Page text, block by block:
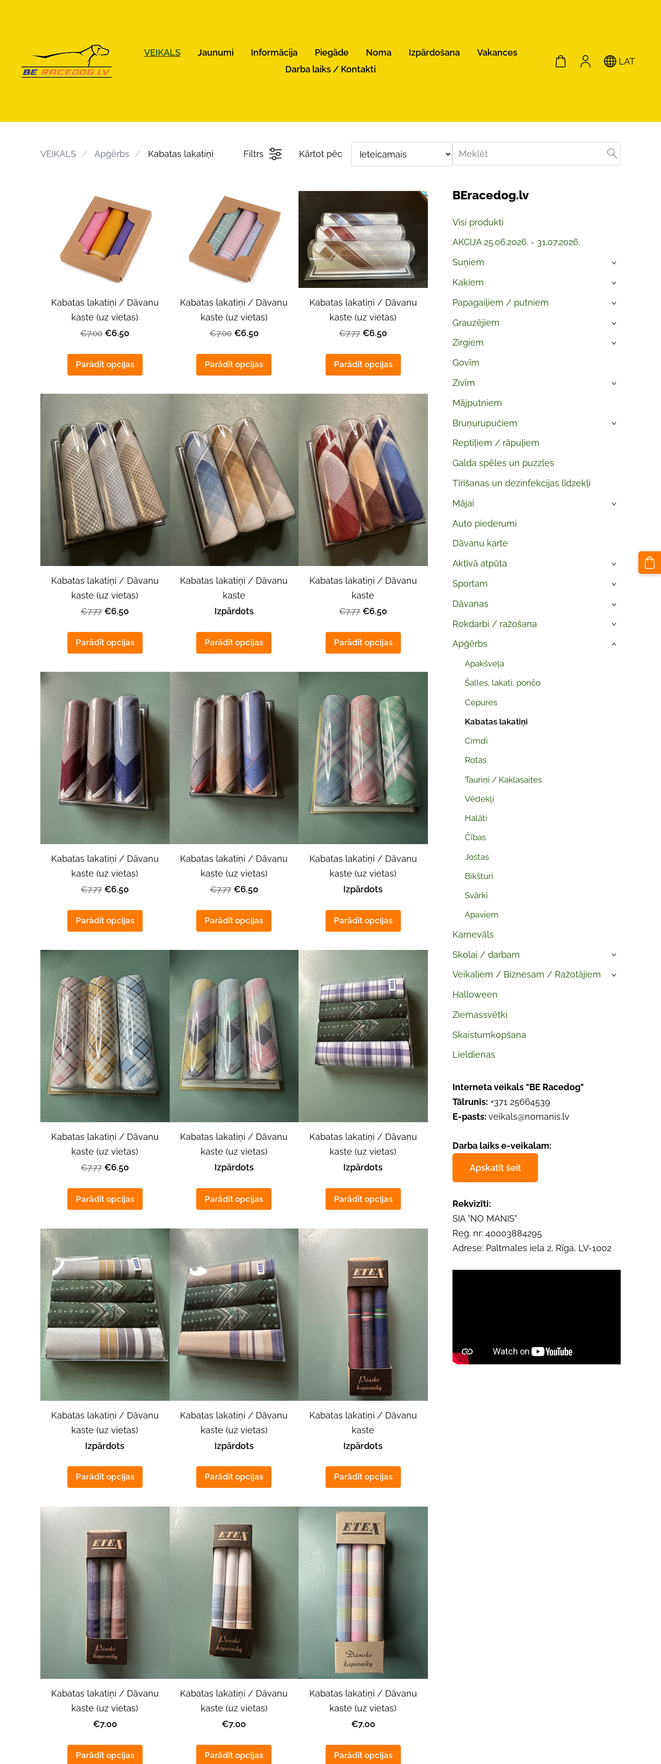
VEIKALS Jaunumi Informācija Piegāde Noma Izpārdošana
Vakances
Darba laiks / Kontakti
LAT
BEracedog.lv
Visi produkti
AKCIJA 25.06.2026. - 31.07.2026.
Suņiem
›
Kaķiem ›
Papagaiļiem / putniem ›
Grauzējiem ›
Zirgiem ›
Govīm
Zivīm
›
Mājputniem
Bruņurupučiem
›
Reptiļiem / rāpuļiem
Galda spēles un puzzles
Tīrīšanas un dezinfekcijas līdzekļi
Mājai
›
Auto piederumi
Dāvanu karte
Aktīvā atpūta
›
Sportam ›
Dāvanas ›
Rokdarbi / ražošana ›
Apģērbs
Apakšveļa
Šalles, lakati, pončo
Cepures
Kabatas lakatiņi
Cimdi
Rotas
Tauriņi / Kaklasaites
Vēdekļi
Halāti
Čības
Jostas
Bikšturi
Svārki
Apaviem
›
Karnevāls
Skolai / darbam
›
Veikaliem / Biznesam / Ražotājiem ›
Halloween
Ziemassvētki
Skaistumkopšana
Lieldienas
Interneta veikals "BE Racedog"
Tālrunis:+371 25664539
E-pasts:veikals@nomanis.lv
Darba laiks e-veikalam:
Apskatīt šeit
Rekvizīti:
SIA "NO MANIS"
Reģ. nr: 40003884295
Adrese: Paltmales iela 2, Rīga, LV-1002
VEIKALS Apģērbs Kabatas lakatiņi Filtrs Kārtot pēc
Kabatas lakatiņi / Dāvanu
kaste (uz vietas)
€7.00 €6.50
Parādīt opcijas
Kabatas lakatiņi / Dāvanu
kaste (uz vietas)
€7.00 €6.50
Parādīt opcijas
Kabatas lakatiņi / Dāvanu
kaste (uz vietas)
€7.77 €6.50
Parādīt opcijas
Kabatas lakatiņi / Dāvanu
kaste (uz vietas)
€7.77 €6.50
Parādīt opcijas
Kabatas lakatiņi / Dāvanu
kaste
Izpārdots
Parādīt opcijas
Kabatas lakatiņi / Dāvanu
kaste
€7.77 €6.50
Parādīt opcijas
Kabatas lakatiņi / Dāvanu
kaste (uz vietas)
€7.77 €6.50
Parādīt opcijas
Kabatas lakatiņi / Dāvanu
kaste (uz vietas)
€7.77 €6.50
Parādīt opcijas
Kabatas lakatiņi / Dāvanu
kaste (uz vietas)
Izpārdots
Parādīt opcijas
Kabatas lakatiņi / Dāvanu
kaste (uz vietas)
€7.77 €6.50
Parādīt opcijas
Kabatas lakatiņi / Dāvanu
kaste (uz vietas)
Izpārdots
Parādīt opcijas
Kabatas lakatiņi / Dāvanu
kaste (uz vietas)
Izpārdots
Parādīt opcijas
Kabatas lakatiņi / Dāvanu
kaste (uz vietas)
Izpārdots
Parādīt opcijas
Kabatas lakatiņi / Dāvanu
kaste (uz vietas)
Izpārdots
Parādīt opcijas
Kabatas lakatiņi / Dāvanu
kaste
Izpārdots
Parādīt opcijas
Kabatas lakatiņi / Dāvanu
kaste (uz vietas)
€7.00
Parādīt opcijas
Kabatas lakatiņi / Dāvanu
kaste (uz vietas)
€7.00
Parādīt opcijas
Kabatas lakatiņi / Dāvanu
kaste (uz vietas)
€7.00
Parādīt opcijas